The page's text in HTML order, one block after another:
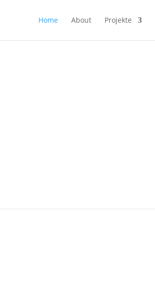
Home About Projekte